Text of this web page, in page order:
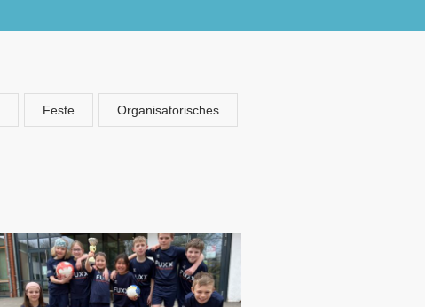
Feste Organisatorisches